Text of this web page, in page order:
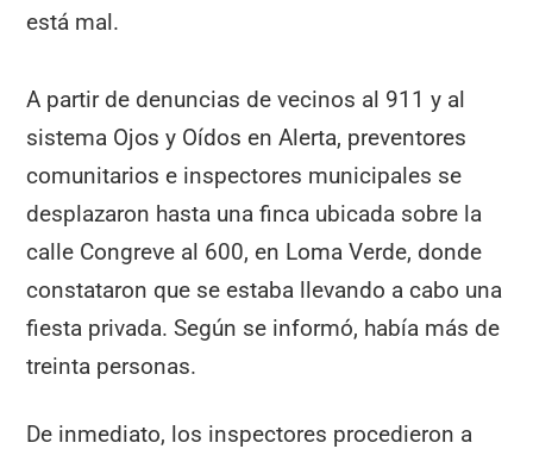
está mal.
A partir de denuncias de vecinos al 911 y al
sistema Ojos y Oídos en Alerta, preventores
comunitarios e inspectores municipales se
desplazaron hasta una finca ubicada sobre la
calle Congreve al 600, en Loma Verde, donde
constataron que se estaba llevando a cabo una
fiesta privada. Según se informó, había más de
treinta personas.
De inmediato, los inspectores procedieron a